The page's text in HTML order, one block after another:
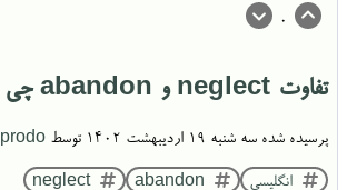
0
تفاوت neglect و abandon چی هست؟
پرسیده شده سه شنبه ۱۹ اردیبهشت ۱۴۰۲ توسط prodo
انگلیسی abandon
neglect